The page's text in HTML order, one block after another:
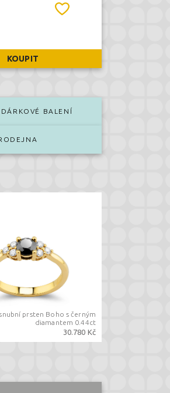
KOUPIT
DÁRKOVÉ BALENÍ
prsten Boho s černým
diamantem 0.44ct
30.780 Kč